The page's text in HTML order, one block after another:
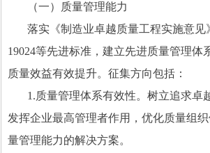
（一）质量管理能力
落实《制造业卓越质量工程实施意
19024等先进标准，建立先进质量管理体
质量效益有效提升。征集方向包括：
1.质量管理体系有效性。树立追求卓
发挥企业最高管理者作用，优化质量组
量管理能力的解决方案。